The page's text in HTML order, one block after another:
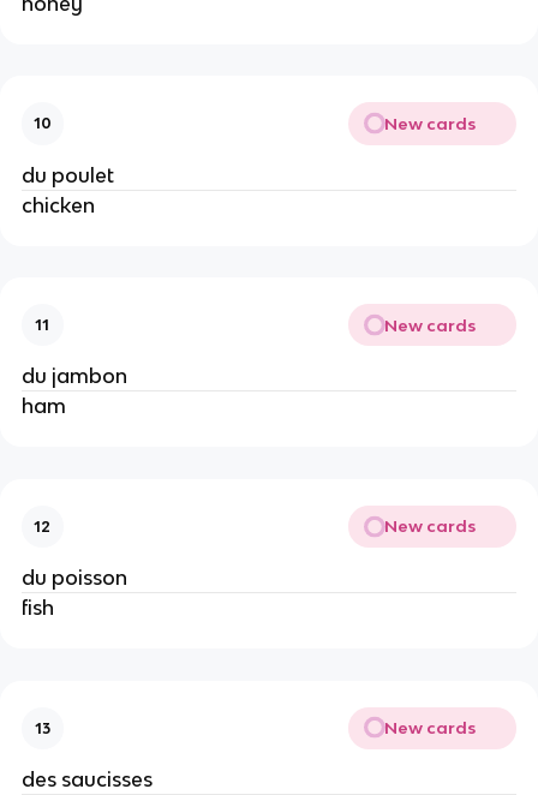
10 New cards
du poulet
chicken
11 New cards
du jambon
ham
12 New cards
du poisson
fish
13 New cards
des saucisses